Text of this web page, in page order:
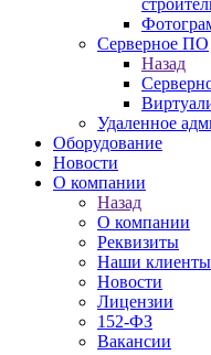
Серверное ПО
Назад
Удаленное
Оборудование
Новости
О компании
Назад
О компании
Реквизиты
Наши клиенты
Новости
Лицензии
152-ФЗ
Вакансии